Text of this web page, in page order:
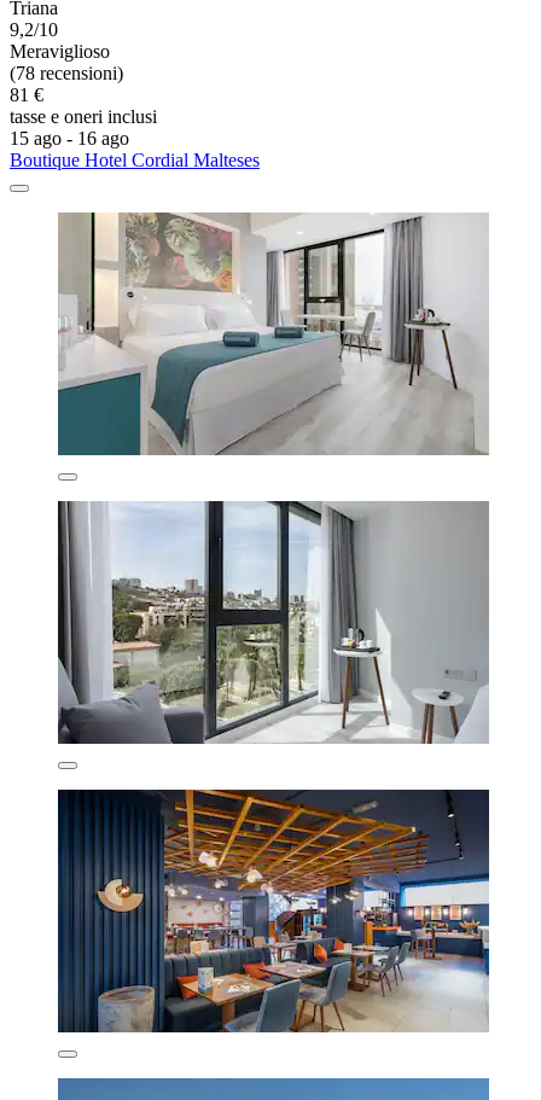
Triana
9,2/10
Meraviglioso
(78 recensioni)
81 €
tasse e oneri inclusi
15 ago - 16 ago
Boutique Hotel Cordial Malteses